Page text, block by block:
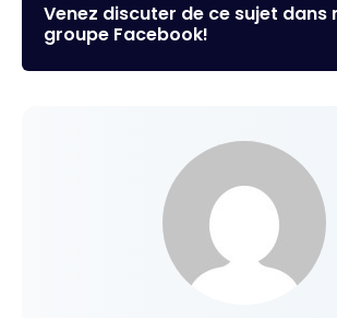
Venez discuter de ce sujet dans
groupe Facebook!